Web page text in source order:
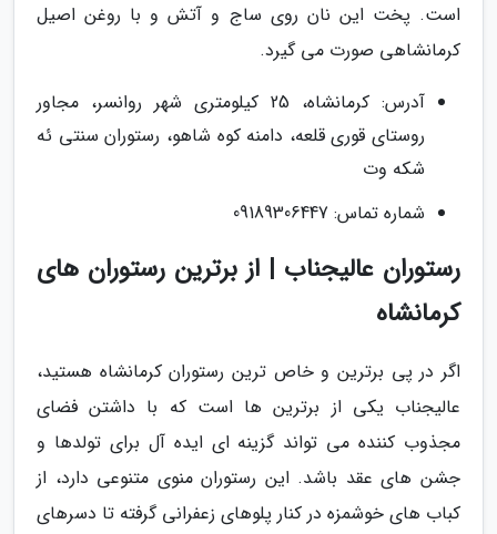
است. پخت این نان روی ساج و آتش و با روغن اصیل
کرمانشاهی صورت می گیرد.
آدرس: کرمانشاه، 25 کیلومتری شهر روانسر، مجاور
روستای قوری قلعه، دامنه کوه شاهو، رستوران سنتی ئه
شکه وت
شماره تماس: 09189306447
رستوران عالیجناب | از برترین رستوران های
کرمانشاه
اگر در پی برترین و خاص ترین رستوران کرمانشاه هستید،
عالیجناب یکی از برترین ها است که با داشتن فضای
مجذوب کننده می تواند گزینه ای ایده آل برای تولدها و
جشن های عقد باشد. این رستوران منوی متنوعی دارد، از
کباب های خوشمزه در کنار پلوهای زعفرانی گرفته تا دسرهای